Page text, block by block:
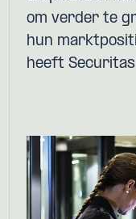
om verder te
hun
heeft Securitas